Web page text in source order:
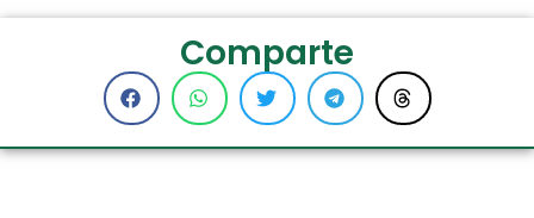
Comparte